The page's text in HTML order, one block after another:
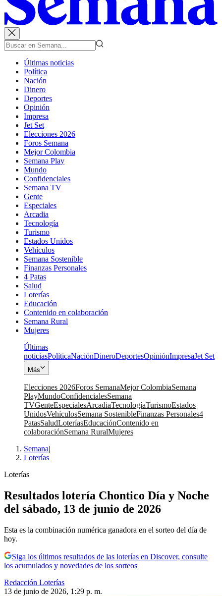
Últimas noticias
Política
Nación
Dinero
Deportes
Opinión
Impresa
Jet Set
Elecciones 2026
Foros Semana
Mejor Colombia
Semana Play
Mundo
Confidenciales
Semana TV
Gente
Especiales
Arcadia
Tecnología
Turismo
Estados Unidos
Vehículos
Semana Sostenible
Finanzas Personales
4 Patas
Salud
Loterías
Educación
Contenido en colaboración
Semana Rural
Mujeres
Últimas
noticiasPolíticaNaciónDineroDeportesOpiniónImpresaJet Set
Más
Elecciones 2026Foros SemanaMejor ColombiaSemana
PlayMundoConfidencialesSemana
TVGenteEspecialesArcadiaTecnologíaTurismoEstados
UnidosVehículosSemana SostenibleFinanzas Personales4
PatasSaludLoteríasEducaciónContenido en
colaboraciónSemana RuralMujeres
Semana|
Loterías
Loterías
Resultados lotería Chontico Día y Noche
del sábado, 13 de junio de 2026
Esta es la combinación numérica ganadora en el sorteo del día de
hoy.
Siga los últimos resultados de las loterías en Discover, consulte
los acumulados y novedades de los sorteos
Redacción Loterías
13 de junio de 2026, 1:29 p. m.